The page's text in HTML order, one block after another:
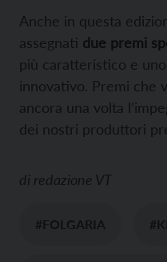
Anche in questa
assegnati due premi
più caratteristico e
innovativo. Premi che
ancora una volta
dei nostri produttori
di redazione VT
#FOLGARIA